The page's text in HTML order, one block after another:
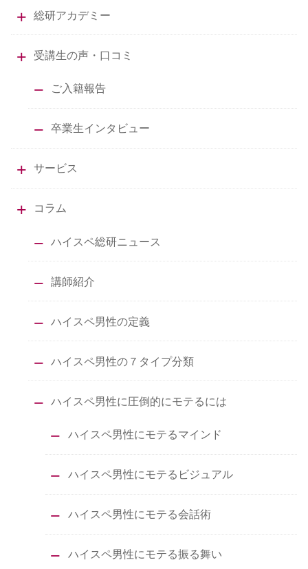
総研アカデミー
受講生の声・口コミ
ご入籍報告
卒業生インタビュー
サービス
コラム
ハイスペ総研ニュース
講師紹介
ハイスペ男性の定義
ハイスペ男性の７タイプ分類
ハイスペ男性に圧倒的にモテるには
ハイスペ男性にモテるマインド
ハイスペ男性にモテるビジュアル
ハイスペ男性にモテる会話術
ハイスペ男性にモテる振る舞い